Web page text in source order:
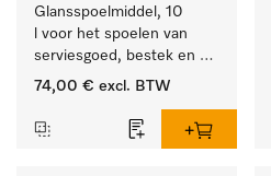
Glansspoelmiddel, 10
l voor het spoelen van
serviesgoed, bestek en
ideaal voor glazen.
74,00 € excl. BTW